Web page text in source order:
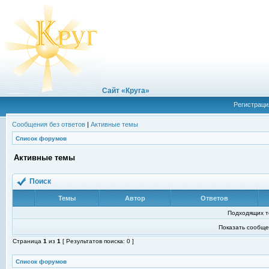
Сайт «Круга»
Сообщения без ответов | Активные темы
Список форумов
Активные темы
Поиск
Темы Автор Ответов
Подходящих
Показать
Страница 1 из 1 [ Результатов поиска: 0 ]
Список форумов